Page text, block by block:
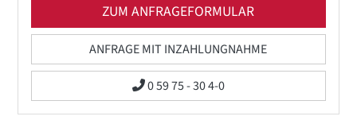
ZUM ANFRAGEFORMULAR
ANFRAGE MIT INZAHLUNGNAHME
0 59 75 - 30 4-0